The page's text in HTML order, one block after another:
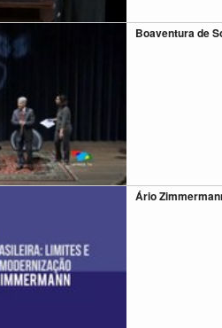
Boaventura de
Ário